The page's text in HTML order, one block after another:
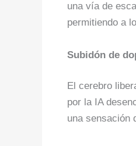
una vía de
permitiendo a
Subidón de
El cerebro
por la IA
una sensación